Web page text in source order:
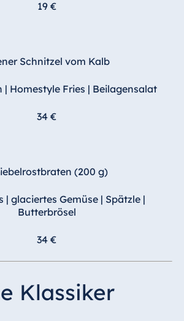
19 €
Schnitzel vom Kalb
| Homestyle Fries | Beilagensalat
34 €
(200 g)
| glaciertes Gemüse | Spätzle |
Butterbrösel
34 €
Klassiker